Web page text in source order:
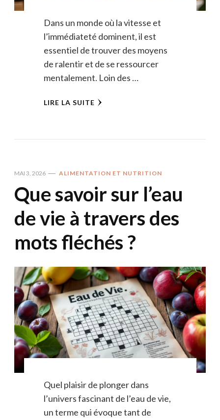
Dans un monde où la vitesse et
l’immédiateté dominent, il est
essentiel de trouver des moyens
de ralentir et de se ressourcer
mentalement. Loin des …
LIRE LA SUITE
MAI 3, 2026 ALIMENTATION ET NUTRITION
Que savoir sur l’eau
de vie à travers des
mots fléchés ?
Quel plaisir de plonger dans
l’univers fascinant de l’eau de vie,
un terme qui évoque tant de